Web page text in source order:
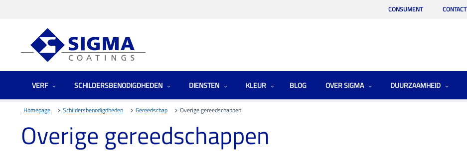
CONSUMENT CONTACT
VERF SCHILDERSBENODIGDHEDEN DIENSTEN KLEUR BLOG OVER SIGMA DUURZAAMHEID
Homepage Schildersbenodigdheden Gereedschap Overige gereedschappen
Overige gereedschappen